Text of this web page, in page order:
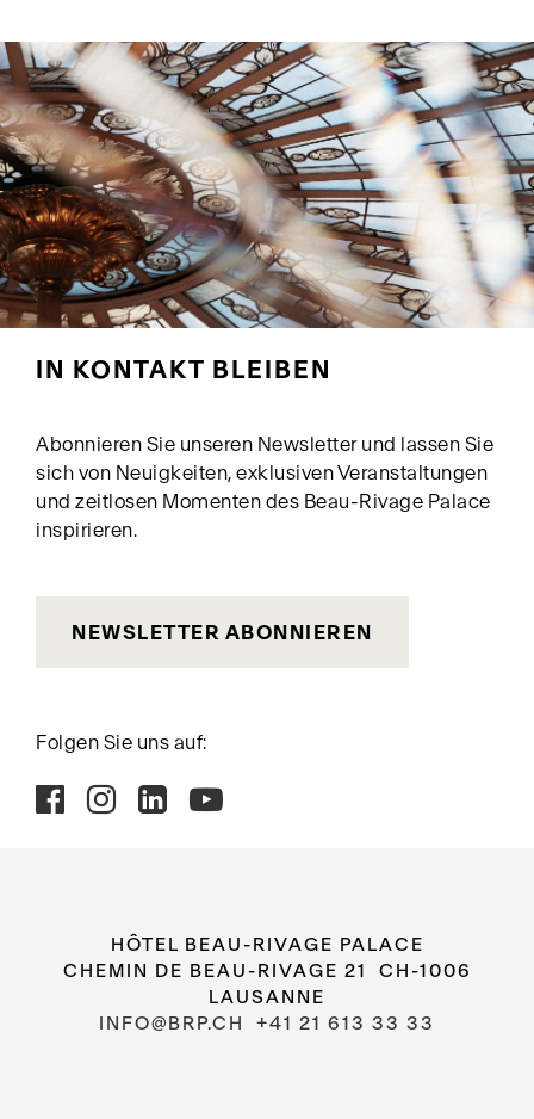
IN KONTAKT BLEIBEN
Abonnieren Sie unseren Newsletter und lassen Sie
sich von Neuigkeiten, exklusiven Veranstaltungen
und zeitlosen Momenten des Beau-Rivage Palace
inspirieren.
NEWSLETTER ABONNIEREN
Folgen Sie uns auf:
HÔTEL BEAU-RIVAGE PALACE
CHEMIN DE BEAU-RIVAGE 21 CH-1006
LAUSANNE
INFO@BRP.CH
+41 21 613 33 33